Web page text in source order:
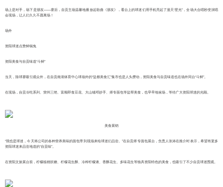
场上是对手，场下是朋友——赛后，自贡主场温馨地播放起歌曲《朋友》，看台上的球迷们用手机亮起了漫天“星光”，全场大合唱秒变演唱
会现场，让人们久久不愿离场！
场外
资阳球迷点赞鲜锅兔
资阳美食与自贡味道“斗鲜”
当天，除球赛吸引观众外，在自贡南湖体育中心球场外的“盐都美食汇”集市也是人头攒动，资阳美食与自贡味道也在场外同台“斗鲜”。
在现场，自贡冷吃系列、荣州三绝、富顺即食豆花、大山铺邓抄手、师专面包等盐帮美食，也早早地候场，等待广大资阳球迷的光顾。
美食展销
“我也是球迷，今天将公司的各种营养美味的面包带到现场来给球迷们品尝。”在自贡师专面包展台，负责人张涛在推介时表示，希望有更多
资阳球迷来品尝地道的“自贡味”。
在资阳文旅展台前，柠檬核桃软糖、柠檬花生酥、冷榨柠檬液、香酥花生、多味花生等独具资阳特色的美食，也吸引了不少自贡球迷围观。